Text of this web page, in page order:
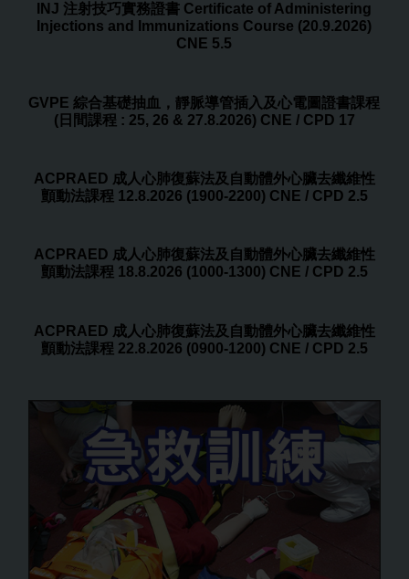
INJ 注射技巧實務證書 Certificate of Administering
Injections and Immunizations Course (20.9.2026)
CNE 5.5
GVPE 綜合基礎抽血，靜脈導管插入及心電圖證書課程
(日間課程 : 25, 26 & 27.8.2026) CNE / CPD 17
ACPRAED 成人心肺復蘇法及自動體外心臟去纖維性
顫動法課程 12.8.2026 (1900-2200) CNE / CPD 2.5
ACPRAED 成人心肺復蘇法及自動體外心臟去纖維性
顫動法課程 18.8.2026 (1000-1300) CNE / CPD 2.5
ACPRAED 成人心肺復蘇法及自動體外心臟去纖維性
顫動法課程 22.8.2026 (0900-1200) CNE / CPD 2.5